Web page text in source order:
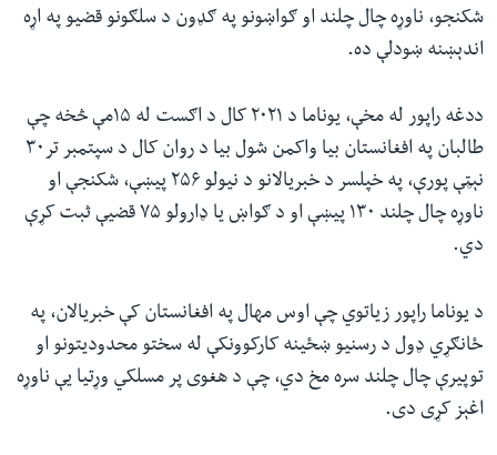
شکنجو، ناوړه چال چلند او ګواښونو په ګډون د سلګونو قضیو په اړه
اندېښنه ښودلې ده.
ددغه راپور له مخې، یوناما د ۲۰۲۱ کال د اګست له ۱۵مې څخه چې
طالبان په افغانستان بیا واکمن شول بیا د روان کال د سپتمبر تر۳۰
نېټې پورې، په خپلسر د خبریالانو د نیولو ۲۵۶ پیښې، شکنجې او
ناوړه چال چلند ۱۳۰ پیښې او د ګواښ یا ډارولو ۷۵ قضیې ثبت کړې
دي.
د یوناما راپور زیاتوي چې اوس مهال په افغانستان کې خبریالان، په
ځانګړي ډول د رسنیو ښځینه کارکوونکې له سختو محدودیتونو او
توپیرې چال چلند سره مخ دي، چې د هغوی پر مسلکي وړتیا یې ناوړه
اغېز کړی دی.